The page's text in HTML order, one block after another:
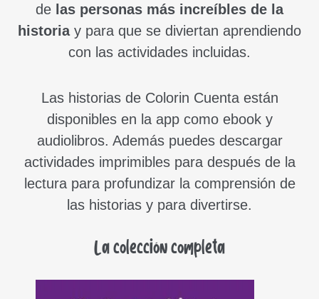
de las personas más increíbles de la
historiay para que se diviertan aprendiendo
con las actividades incluidas.
Las historias de Colorin Cuenta están
disponibles en la app como ebook y
audiolibros. Además puedes descargar
actividades imprimibles para después de la
lectura para profundizar la comprensión de
las historias y para divertirse.
La colección completa